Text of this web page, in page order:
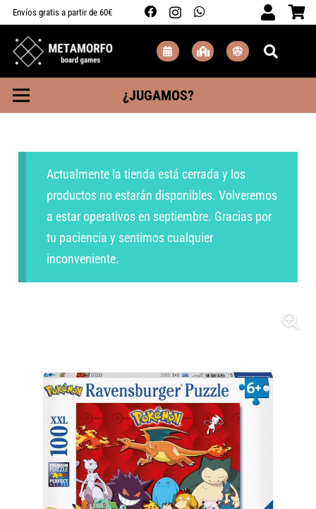
Envíos gratis a partir de 60€
¿JUGAMOS?
Actualmente la tienda está cerrada y los
productos no estarán disponibles. Volveremos
a estar operativos en septiembre. Gracias por
tu paciencia y sentimos cualquier
inconveniente.